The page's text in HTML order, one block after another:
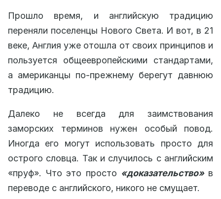
Прошло время, и английскую традицию
переняли поселенцы Нового Света. И вот, в 21
веке, Англия уже отошла от своих принципов и
пользуется общеевропейскими стандартами,
а американцы по-прежнему берегут давнюю
традицию.
Далеко не всегда для заимствования
заморских терминов нужен особый повод.
Иногда его могут использовать просто для
острого словца. Так и случилось с английским
«пруф». Что это просто «доказательство» в
переводе с английского, никого не смущает.